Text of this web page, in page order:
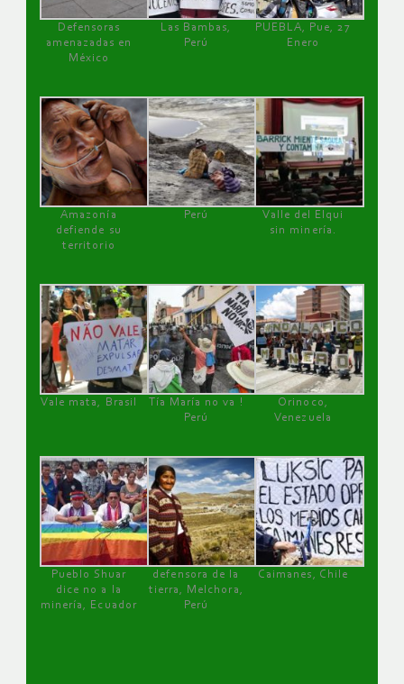
Defensoras
amenazadas en
México
Las Bambas,
Perú
PUEBLA, Pue, 27
Enero
Amazonía
defiende su
territorio
Perú
Valle del Elqui
sin minería.
Vale mata, Brasil
Tía María no va !
Perú
Orinoco,
Venezuela
Pueblo Shuar
dice no a la
minería, Ecuador
defensora de la
tierra, Melchora,
Perú
Caimanes, Chile